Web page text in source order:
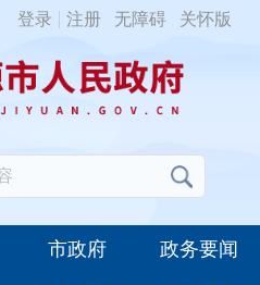
登录 注册 无障碍 关怀版
市政府 政务要闻